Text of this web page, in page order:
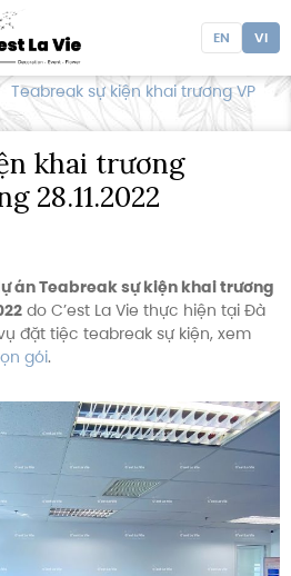
EN VI
Teabreak sự kiện khai trương VP
khai trương
28.11.2022
án Teabreak sự kiện khai trương
do C’est La Vie thực hiện tại Đà
đặt tiệc teabreak sự kiện, xem
gói.